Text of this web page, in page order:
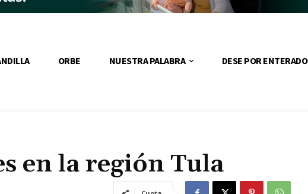
ORBE NUESTRA PALABRA DESE POR ENTERADO
en la región Tula